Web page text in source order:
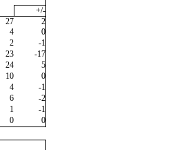
+/-
27
2
4
0
2
-1
23
-17
24
5
10
0
4
-1
6
-2
1
-1
0
0